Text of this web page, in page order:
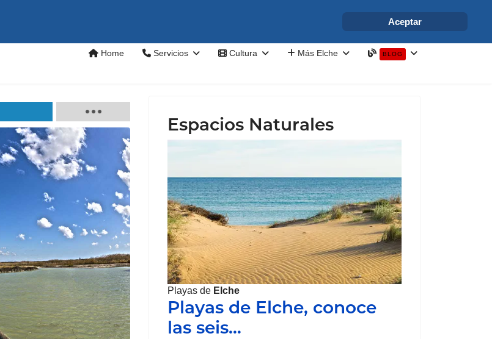
info@elchesemueve.com
Home Servicios Cultura Más Elche BLOG
Espacios Naturales
Playas de Elche
Playas de Elche, conoce
las seis…
Aceptar